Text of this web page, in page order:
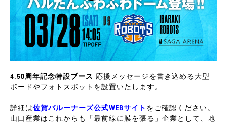
4.50周年記念特設ブース 応援メッセージを書き込める大型
ボードやフォトスポットを設置いたします。
詳細は佐賀バルーナーズ公式WEBサイト をご確認ください。
山口産業はこれからも「最前線に膜を張る」企業として、地